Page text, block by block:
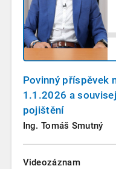
Povinný příspěvek
1.1.2026 a
pojištění
Ing. Tomáš Smutný
Videozáznam